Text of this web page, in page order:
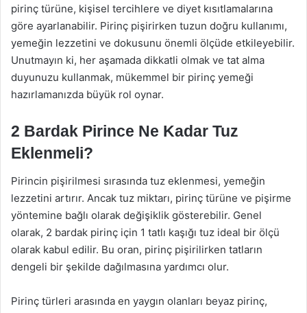
pirinç türüne, kişisel tercihlere ve diyet kısıtlamalarına
göre ayarlanabilir. Pirinç pişirirken tuzun doğru kullanımı,
yemeğin lezzetini ve dokusunu önemli ölçüde etkileyebilir.
Unutmayın ki, her aşamada dikkatli olmak ve tat alma
duyunuzu kullanmak, mükemmel bir pirinç yemeği
hazırlamanızda büyük rol oynar.
2 Bardak Pirince Ne Kadar Tuz
Eklenmeli?
Pirincin pişirilmesi sırasında tuz eklenmesi, yemeğin
lezzetini artırır. Ancak tuz miktarı, pirinç türüne ve pişirme
yöntemine bağlı olarak değişiklik gösterebilir. Genel
olarak, 2 bardak pirinç için 1 tatlı kaşığı tuz ideal bir ölçü
olarak kabul edilir. Bu oran, pirinç pişirilirken tatların
dengeli bir şekilde dağılmasına yardımcı olur.
Pirinç türleri arasında en yaygın olanları beyaz pirinç,